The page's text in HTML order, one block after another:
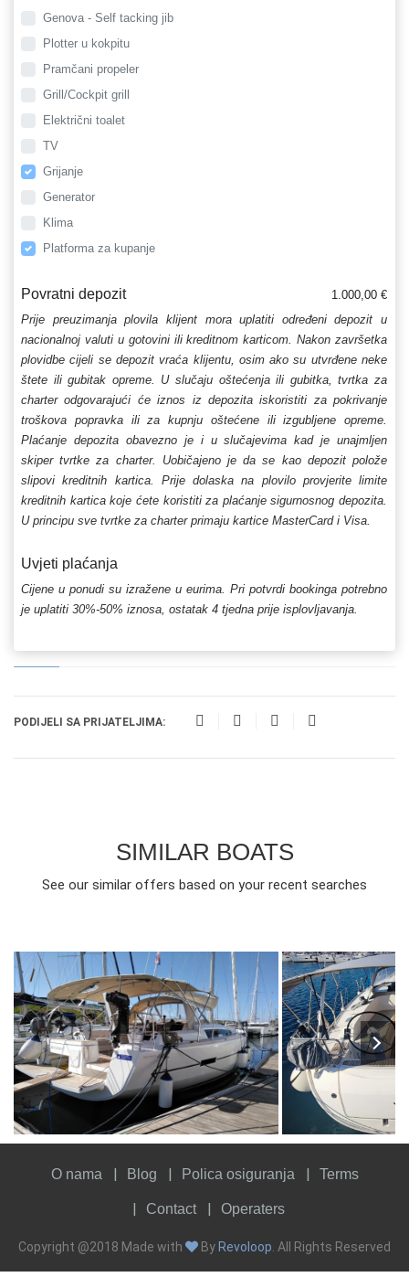
Genova - Self tacking jib
Plotter u kokpitu
Pramčani propeler
Grill/Cockpit grill
Električni toalet
TV
Grijanje
Generator
Klima
Platforma za kupanje
Povratni depozit
1.000,00 €
Prije preuzimanja plovila klijent mora uplatiti određeni depozit u
nacionalnoj valuti u gotovini ili kreditnom karticom. Nakon završetka
plovidbe cijeli se depozit vraća klijentu, osim ako su utvrđene neke
štete ili gubitak opreme. U slučaju oštećenja ili gubitka, tvrtka za
charter odgovarajući će iznos iz depozita iskoristiti za pokrivanje
troškova popravka ili za kupnju oštećene ili izgubljene opreme.
Plaćanje depozita obavezno je i u slučajevima kad je unajmljen
skiper tvrtke za charter. Uobičajeno je da se kao depozit polože
slipovi kreditnih kartica. Prije dolaska na plovilo provjerite limite
kreditnih kartica koje ćete koristiti za plaćanje sigurnosnog depozita.
U principu sve tvrtke za charter primaju kartice MasterCard i Visa.
Uvjeti plaćanja
Cijene u ponudi su izražene u eurima. Pri potvrdi bookinga potrebno
je uplatiti 30%-50% iznosa, ostatak 4 tjedna prije isplovljavanja.
PODIJELI SA PRIJATELJIMA:
SIMILAR BOATS
See our similar offers based on your recent searches
PERSON
3
CABINS
FROM 850€ 2016
YEAR
3
CABINS
O nama Blog Polica osiguranja Terms
Contact Operaters
Copyright @2018 Made with By Revoloop . All Rights Reserved